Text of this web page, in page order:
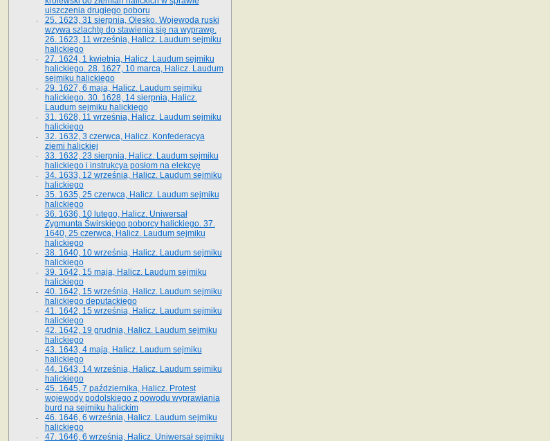
uiszczenia drugiego poboru
25. 1623, 31 sierpnia, Olesko. Wojewoda ruski
wzywa szlachtę do stawienia się na wyprawę.
26. 1623, 11 września, Halicz. Laudum sejmiku
halickiego
27. 1624, 1 kwietnia, Halicz. Laudum sejmiku
halickiego. 28. 1627, 10 marca, Halicz. Laudum
sejmiku halickiego
29. 1627, 6 maja, Halicz. Laudum sejmiku
halickiego. 30. 1628, 14 sierpnia, Halicz.
Laudum sejmiku halickiego
31. 1628, 11 września, Halicz. Laudum sejmiku
halickiego
32. 1632, 3 czerwca, Halicz. Konfederacya
ziemi halickiej
33. 1632, 23 sierpnia, Halicz. Laudum sejmiku
halickiego i instrukcya posłom na elekcyę
34. 1633, 12 września, Halicz. Laudum sejmiku
halickiego
35. 1635, 25 czerwca, Halicz. Laudum sejmiku
halickiego
36. 1636, 10 lutego, Halicz. Uniwersał
Zygmunta Świrskiego poborcy halickiego. 37.
1640, 25 czerwca, Halicz. Laudum sejmiku
halickiego
38. 1640, 10 września, Halicz. Laudum sejmiku
halickiego
39. 1642, 15 maja, Halicz. Laudum sejmiku
halickiego
40. 1642, 15 września, Halicz. Laudum sejmiku
halickiego deputackiego
41. 1642, 15 września, Halicz. Laudum sejmiku
halickiego
42. 1642, 19 grudnia, Halicz. Laudum sejmiku
halickiego
43. 1643, 4 maja, Halicz. Laudum sejmiku
halickiego
44. 1643, 14 września, Halicz. Laudum sejmiku
halickiego
45. 1645, 7 października, Halicz. Protest
wojewody podolskiego z powodu wyprawiania
burd na sejmiku halickim
46. 1646, 6 września, Halicz. Laudum sejmiku
halickiego
47. 1646, 6 września, Halicz. Uniwersał sejmiku